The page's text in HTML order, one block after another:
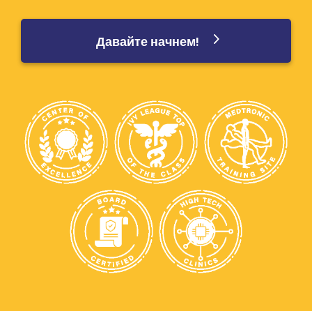
Давайте начнем!